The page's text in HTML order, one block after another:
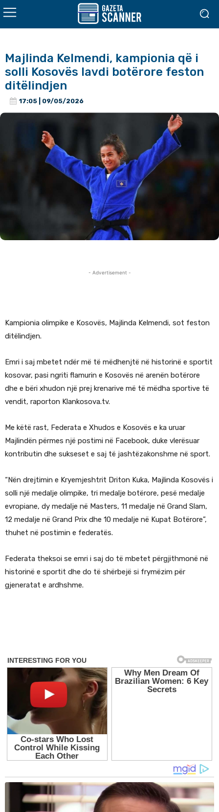
Majlinda Kelmendi, kampionia që i
solli Kosovës lavdi botërore feston
ditëlindjen
17:05 | 09/05/2026
- Advertisement -
Kampionia olimpike e Kosovës, Majlinda Kelmendi, sot feston
ditëlindjen.
Emri i saj mbetet ndër më të mëdhenjtë në historinë e sportit
kosovar, pasi ngriti flamurin e Kosovës në arenën botërore
dhe e bëri xhudon një prej krenarive më të mëdha sportive të
vendit, raporton Klankosova.tv.
Me këtë rast, Federata e Xhudos e Kosovës e ka uruar
Majlindën përmes një postimi në Facebook, duke vlerësuar
kontributin dhe sukseset e saj të jashtëzakonshme në sport.
“Nën drejtimin e Kryemjeshtrit Driton Kuka, Majlinda Kosovës i
solli një medalje olimpike, tri medalje botërore, pesë medalje
evropiane, dy medalje në Masters, 11 medalje në Grand Slam,
12 medalje në Grand Prix dhe 10 medalje në Kupat Botërore”,
thuhet në postimin e federatës.
Federata theksoi se emri i saj do të mbetet përgjithmonë në
historinë e sportit dhe do të shërbejë si frymëzim për
gjeneratat e ardhshme.